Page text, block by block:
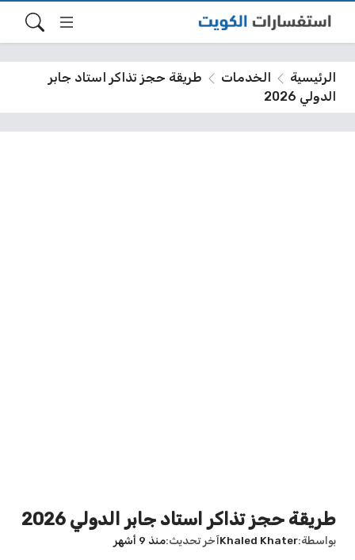
الرئيسية الخدمات
طريقة حجز تذاكر استاد جابر
الدولي 2026
طريقة حجز تذاكر استاد جابر الدولي 2026
بواسطة Khaled Khaterآخر تحديث منذ 9 أشهر